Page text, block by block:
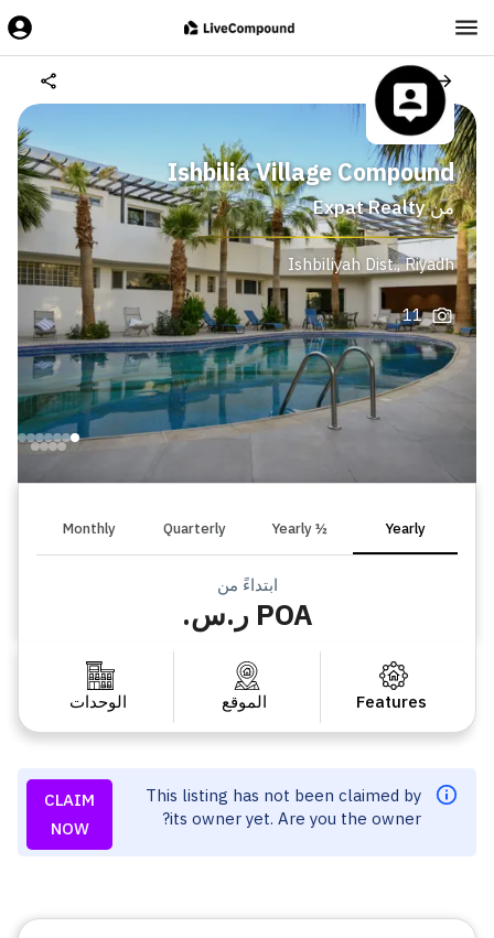
Ishbilia Village Compound
منExpat Realty
Ishbiliyah Dist.,Riyadh
11
Yearly
½ Yearly
Quarterly
Monthly
ابتداءً من
POA ر.س.
Features الموقع الوحدات
This listing has not been claimed by
its owner yet. Are you the owner?
CLAIM
NOW